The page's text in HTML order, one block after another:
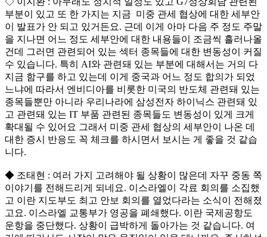
부분이 있고 또 한 가지는 지금 미중 관세 협상에 대한 세부안
이 발표가 안 되고 있거든요. 근데 이게 아마 다음 주 정도 주말
을 지나면 어느 정도 세부안에 대한 내용들이 조금씩 흘러나올
건데 그러면 관련되어 있는 섹터 종목들에 대한 변동성이 커질
수 있습니다. 특히 AI와 관련돼 있는 부분에 대해서는 거의 다
지금 함구를 하고 있는데 이게 중국과 어느 정도 합의가 되었
느냐에 따라서 엔비디아를 비롯한 미국의 반도체 관련돼 있는
종목들뿐만 아니라 우리나라에 삼성전자 하이닉스 관련돼 있
고 관련돼 있는 IT 부품 관련된 종목들도 변동성이 있게 크게
확대될 수 있어요 그래서 미중 관세 협상의 세부안이 나온 데
대한 증시 반응도 꼭 체크를 하시면서 보시는 게 좋을 것 같습
니다.
◆ 조태현 : 여러 가지 고려해야 될 상황이 많은데 자꾸 중동 쪽
이야기를 전해드리게 되네요. 이스라엘이 각료 회의를 소집했
고 이란 지도부도 최고 안보 회의를 열었다라는 소식이 전해졌
고요. 이스라엘 교통부가 영공을 폐쇄했다. 이란 국제공항도
운항을 중단했다. 상황이 급박하게 돌아가는 것 같습니다. 여